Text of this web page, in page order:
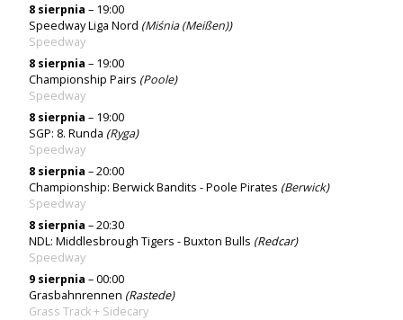
8 sierpnia – 19:00
Speedway Liga Nord (Miśnia (Meißen))
Speedway
8 sierpnia – 19:00
Championship Pairs (Poole)
Speedway
8 sierpnia – 19:00
SGP: 8. Runda (Ryga)
Speedway
8 sierpnia – 20:00
Championship: Berwick Bandits - Poole Pirates (Berwick)
Speedway
8 sierpnia – 20:30
NDL: Middlesbrough Tigers - Buxton Bulls (Redcar)
Speedway
9 sierpnia – 00:00
Grasbahnrennen (Rastede)
Grass Track + Sidecary